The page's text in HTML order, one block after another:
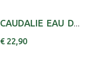
CAUDALIE EAU DES VIGNES EAU FRAICHE50ML
€ 22,90